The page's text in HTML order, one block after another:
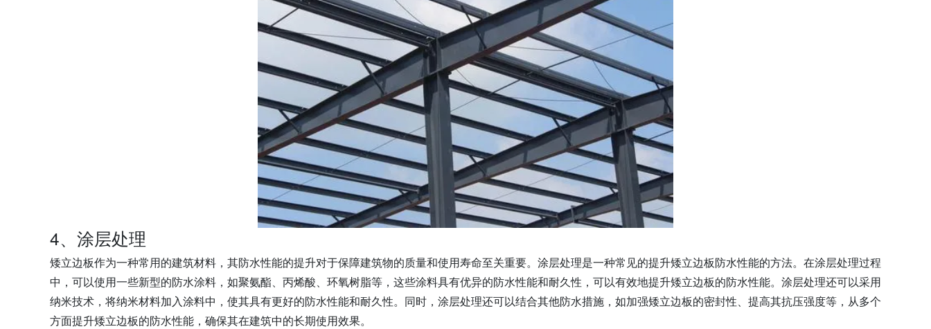
4、涂层处理
矮立边板作为一种常用的建筑材料，其防水性能的提升对于保障建筑物的质量和使用寿命至关重要。涂层处理是一种常见的提升矮立边板防水性能的方法。在涂层处理过程
中，可以使用一些新型的防水涂料，如聚氨酯、丙烯酸、环氧树脂等，这些涂料具有优异的防水性能和耐久性，可以有效地提升矮立边板的防水性能。涂层处理还可以采用
纳米技术，将纳米材料加入涂料中，使其具有更好的防水性能和耐久性。同时，涂层处理还可以结合其他防水措施，如加强矮立边板的密封性、提高其抗压强度等，从多个
方面提升矮立边板的防水性能，确保其在建筑中的长期使用效果。